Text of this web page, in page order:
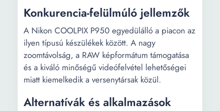
Konkurencia-felülmúló jellemzők
A Nikon COOLPIX P950 egyedülálló a piacon az
ilyen típusú készülékek között. A nagy
zoomtávolság, a RAW képformátum támogatása
és a kiváló minőségű videófelvétel lehetőségei
miatt kiemelkedik a versenytársak közül.
Alternatívák és alkalmazások